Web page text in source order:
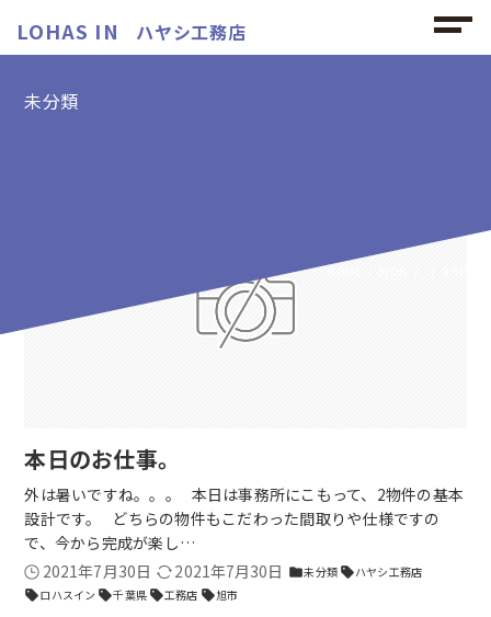
LOHAS IN ハヤシ工務店
未分類
本日のお仕事。
外は暑いですね。。。 本日は事務所にこもって、2物件の基本
設計です。 どちらの物件もこだわった間取りや仕様ですの
で、今から完成が楽し…
2021年7月30日
2021年7月30日 folder未分類 sellハヤシ工務店
sellロハスイン sell千葉県 sell工務店 sell旭市